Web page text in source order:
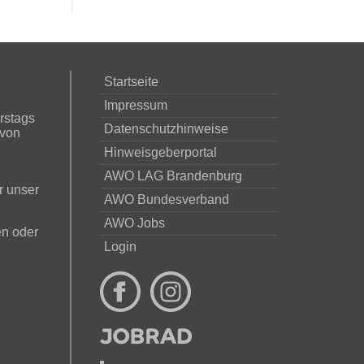
unser
oder
Startseite
Impressum
Datenschutzhinweise
Hinweisgeberportal
AWO LAG Brandenburg
AWO Bundesverband
AWO Jobs
Login